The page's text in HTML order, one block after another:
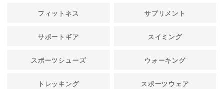
フィットネス サプリメント
サポートギア スイミング
スポーツシューズ ウォーキング
トレッキング スポーツウェア